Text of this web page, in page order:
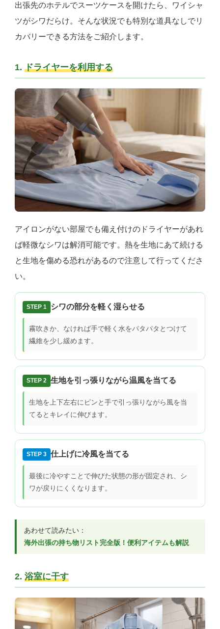
出張先のホテルでスーツケースを開けたら、ワイシャ
ツがシワだらけ。そんな状況でも特別な道具なしでリ
カバリーできる方法をご紹介します。
1. ドライヤーを利用する
アイロンがない部屋でも備え付けのドライヤーがあれ
ば軽微なシワは解消可能です。熱を生地にあて続ける
と生地を傷める恐れがあるので注意して行ってくださ
い。
STEP 1 シワの部分を軽く湿らせる
霧吹きか、なければ手で軽く水をパタパタとつけて
繊維を少し緩めます。
STEP 2 生地を引っ張りながら温風を当てる
生地を上下左右にピンと手で引っ張りながら風を当
てるとキレイに伸びます。
STEP 3 仕上げに冷風を当てる
最後に冷やすことで伸びた状態の形が固定され、シ
ワが戻りにくくなります。
あわせて読みたい：
海外出張の持ち物リスト完全版！便利アイテムも解説
2. 浴室に干す